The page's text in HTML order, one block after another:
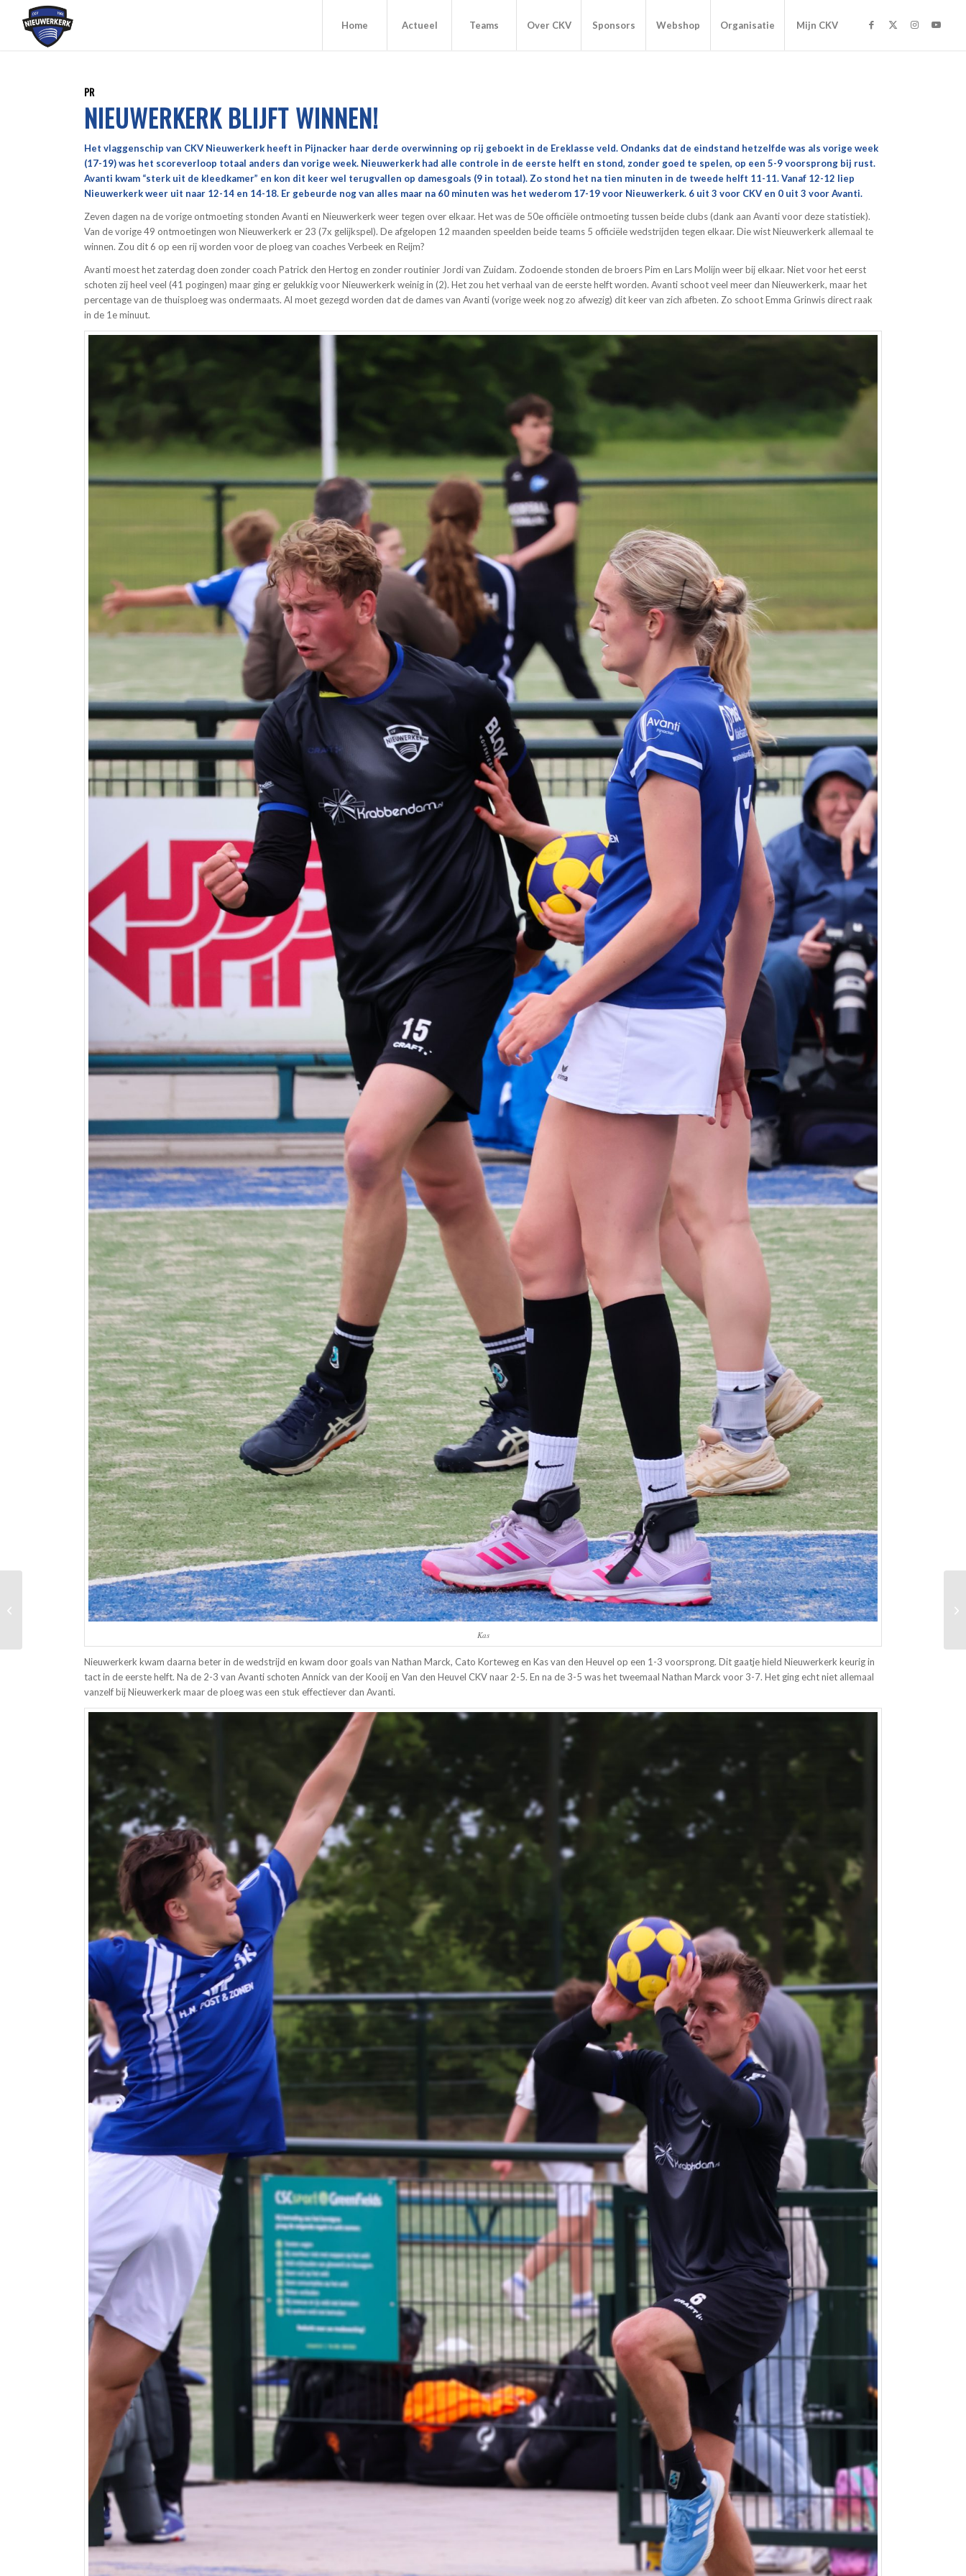
Home Actueel Teams Over CKV Sponsors Webshop Organisatie Mijn CKV
PR
NIEUWERKERK BLIJFT WINNEN!
Het vlaggenschip van CKV Nieuwerkerk heeft in Pijnacker haar derde overwinning op rij geboekt in de Ereklasse veld. Ondanks dat de eindstand hetzelfde was als vorige week
(17-19) was het scoreverloop totaal anders dan vorige week. Nieuwerkerk had alle controle in de eerste helft en stond, zonder goed te spelen, op een 5-9 voorsprong bij rust.
Avanti kwam “sterk uit de kleedkamer” en kon dit keer wel terugvallen op damesgoals (9 in totaal). Zo stond het na tien minuten in de tweede helft 11-11. Vanaf 12-12 liep
Nieuwerkerk weer uit naar 12-14 en 14-18. Er gebeurde nog van alles maar na 60 minuten was het wederom 17-19 voor Nieuwerkerk. 6 uit 3 voor CKV en 0 uit 3 voor Avanti.
Zeven dagen na de vorige ontmoeting stonden Avanti en Nieuwerkerk weer tegen over elkaar. Het was de 50e officiële ontmoeting tussen beide clubs (dank aan Avanti voor deze statistiek).
Van de vorige 49 ontmoetingen won Nieuwerkerk er 23 (7x gelijkspel). De afgelopen 12 maanden speelden beide teams 5 officiële wedstrijden tegen elkaar. Die wist Nieuwerkerk allemaal te
winnen. Zou dit 6 op een rij worden voor de ploeg van coaches Verbeek en Reijm?
Avanti moest het zaterdag doen zonder coach Patrick den Hertog en zonder routinier Jordi van Zuidam. Zodoende stonden de broers Pim en Lars Molijn weer bij elkaar. Niet voor het eerst
schoten zij heel veel (41 pogingen) maar ging er gelukkig voor Nieuwerkerk weinig in (2). Het zou het verhaal van de eerste helft worden. Avanti schoot veel meer dan Nieuwerkerk, maar het
percentage van de thuisploeg was ondermaats. Al moet gezegd worden dat de dames van Avanti (vorige week nog zo afwezig) dit keer van zich afbeten. Zo schoot Emma Grinwis direct raak
in de 1e minuut.
Kas
Nieuwerkerk kwam daarna beter in de wedstrijd en kwam door goals van Nathan Marck, Cato Korteweg en Kas van den Heuvel op een 1-3 voorsprong. Dit gaatje hield Nieuwerkerk keurig in
tact in de eerste helft. Na de 2-3 van Avanti schoten Annick van der Kooij en Van den Heuvel CKV naar 2-5. En na de 3-5 was het tweemaal Nathan Marck voor 3-7. Het ging echt niet allemaal
vanzelf bij Nieuwerkerk maar de ploeg was een stuk effectiever dan Avanti.